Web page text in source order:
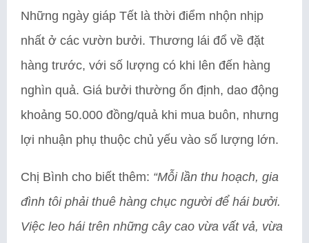
Những ngày giáp Tết là thời điểm nhộn nhịp
nhất ở các vườn bưởi. Thương lái đổ về đặt
hàng trước, với số lượng có khi lên đến hàng
nghìn quả. Giá bưởi thường ổn định, dao động
khoảng 50.000 đồng/quả khi mua buôn, nhưng
lợi nhuận phụ thuộc chủ yếu vào số lượng lớn.
Chị Bình cho biết thêm: “Mỗi lần thu hoạch, gia
đình tôi phải thuê hàng chục người để hái bưởi.
Việc leo hái trên những cây cao vừa vất vả, vừa